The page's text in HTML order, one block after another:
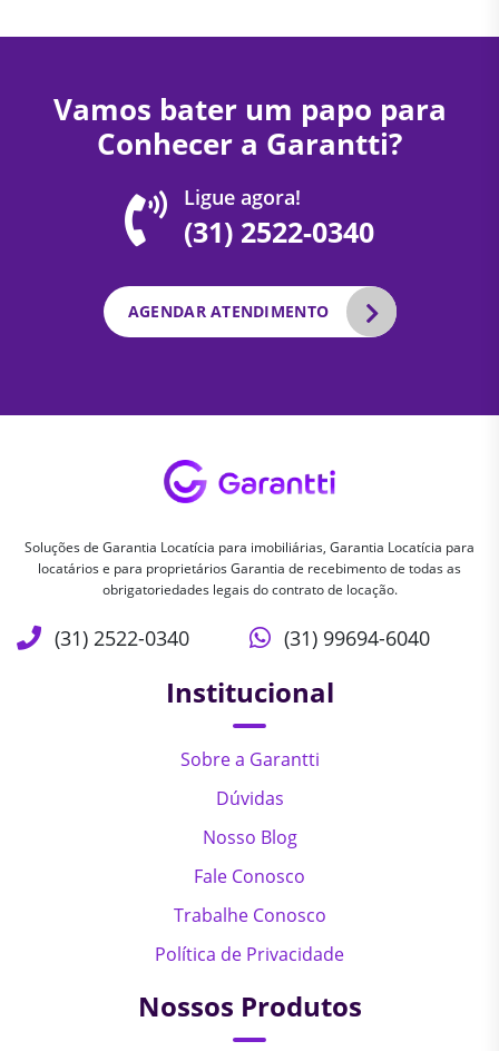
Vamos bater um papo para
Conhecer a Garantti?
Ligue agora!
(31) 2522-0340
AGENDAR ATENDIMENTO
Soluções de Garantia Locatícia para imobiliárias, Garantia Locatícia para
locatários e para proprietários Garantia de recebimento de todas as
obrigatoriedades legais do contrato de locação.
(31) 2522-0340 (31) 99694-6040
Institucional
Sobre a Garantti
Dúvidas
Nosso Blog
Fale Conosco
Trabalhe Conosco
Política de Privacidade
Nossos Produtos